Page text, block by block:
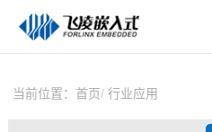
当前位置： 首页 行业应用